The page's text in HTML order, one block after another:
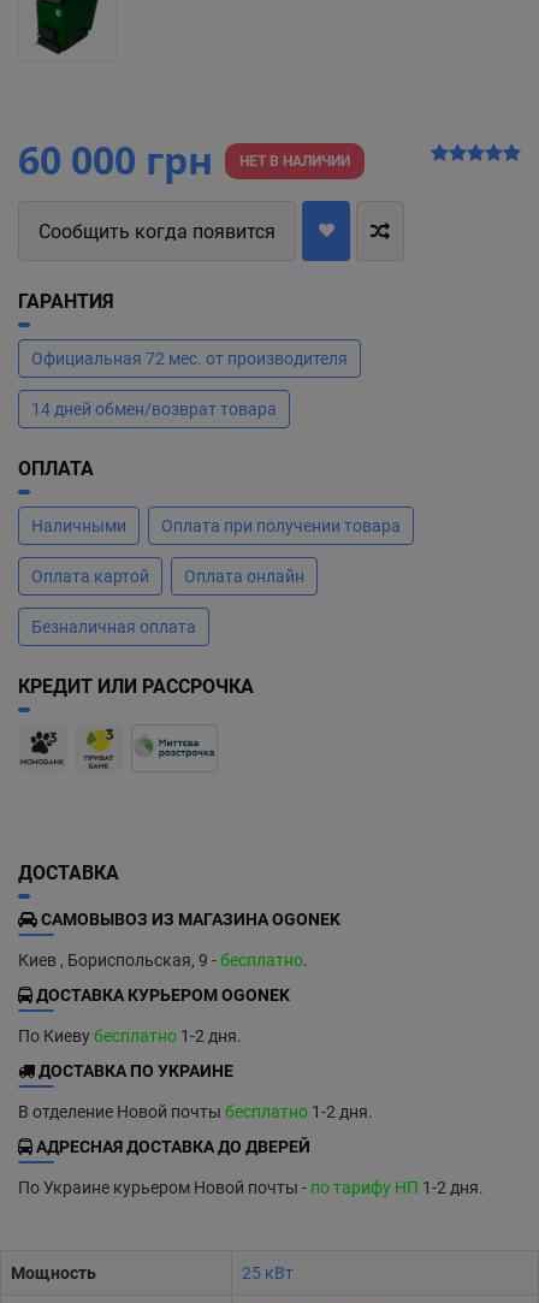
60 000 грн НЕТ В НАЛИЧИИ
Сообщить когда появится
ГАРАНТИЯ
Официальная 72 мес. от производителя
14 дней обмен/возврат товара
ОПЛАТА
Наличными Оплата при получении товара
Оплата картой Оплата онлайн
Безналичная оплата
КРЕДИТ ИЛИ РАССРОЧКА
ДОСТАВКА
САМОВЫВОЗ ИЗ МАГАЗИНА OGONEK
Киев , Бориспольская, 9 -бесплатно.
ДОСТАВКА КУРЬЕРОМ OGONEK
По Киевубесплатно 1-2 дня.
ДОСТАВКА ПО УКРАИНЕ
В отделение Новой почты бесплатно 1-2 дня.
АДРЕСНАЯ ДОСТАВКА ДО ДВЕРЕЙ
По Украине курьером Новой почты - по тарифу НП 1-2 дня.
Мощность 25 кВт